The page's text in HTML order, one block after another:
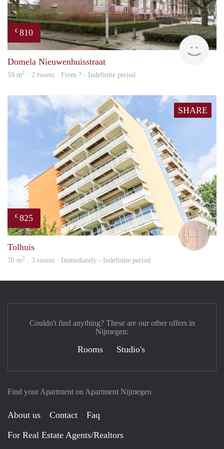
€ 810
Domela Nieuwenhuisstraat
59 m2 · 2 rooms · From ? - Indefinite period
SHARE
€ 825
Willy
Tolhuis
70 m2 · 3 rooms · Immediately - Indefinite period
Find your Apartment on Apartment Nijmegen
About us Contact
Faq
For Real Estate Agents/Realtors
Couldn't find anything? These are our other offers in
Nijmegen:
Rooms Studio's